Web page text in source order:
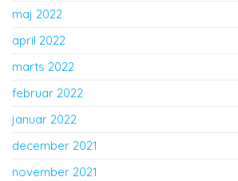
maj 2022
april 2022
marts 2022
februar 2022
januar 2022
december 2021
november 2021